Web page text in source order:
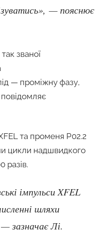
— пояснює
званої
— проміжну фазу,
та променя P02.2
цикли надшвидкого
разів.
імпульси XFEL
шляхи
зазначає Лі.